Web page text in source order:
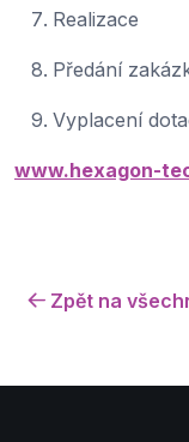
Realizace
Předání
Vyplacení
www.hexagon-
Zpět na